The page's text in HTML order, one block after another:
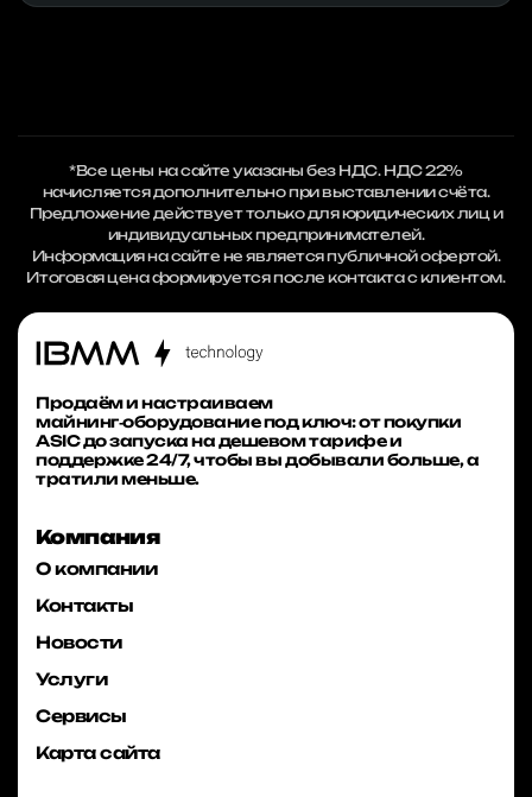
*Все цены на сайте указаны без НДС. НДС 22%
начисляется дополнительно при выставлении счёта.
Предложение действует только для юридических лиц и
индивидуальных предпринимателей.
Информация на сайте не является публичной офертой.
Итоговая цена формируется после контакта с клиентом.
Продаём и настраиваем
майнинг‑оборудование под ключ: от покупки
ASIC до запуска на дешевом тарифе и
поддержке 24/7, чтобы вы добывали больше, а
тратили меньше.
Компания
О компании
Контакты
Новости
Услуги
Сервисы
Карта сайта